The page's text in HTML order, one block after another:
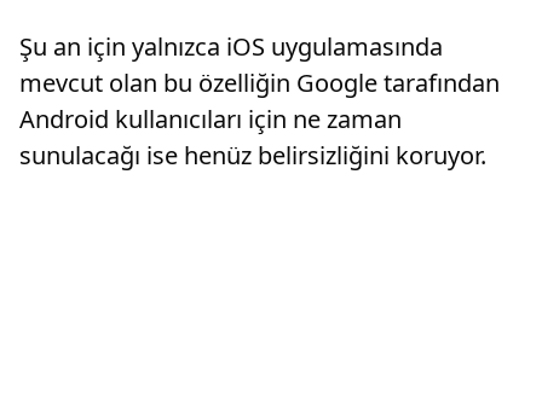
Şu an için yalnızca iOS uygulamasında
mevcut olan bu özelliğin Google tarafından
Android kullanıcıları için ne zaman
sunulacağı ise henüz belirsizliğini koruyor.